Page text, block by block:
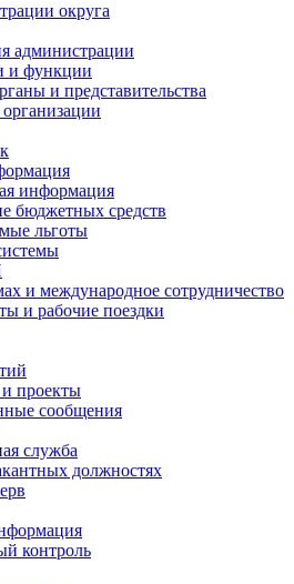
округа
администрации
и функции
и представительства
информация
бюджетных средств
льготы
и международное сотрудничество
и рабочие поездки
проекты
сообщения
служба
должностях
контроль